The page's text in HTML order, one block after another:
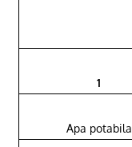
1
Apa potabila